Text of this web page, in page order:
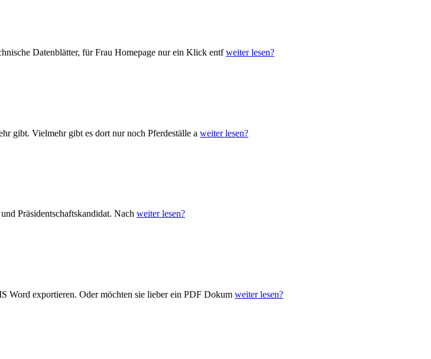
Datenblätter, für Frau Homepage nur ein Klick entfweiter lesen?
gibt. Vielmehr gibt es dort nur noch Pferdeställe a weiter lesen?
Präsidentschaftskandidat. Nach weiter lesen?
Word exportieren. Oder möchten sie lieber ein PDF Dokum weiter lesen?